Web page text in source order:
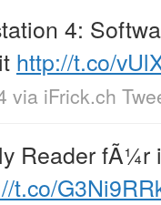
4:
http://t.co/
via iFrick.ch
Reader
t.co/